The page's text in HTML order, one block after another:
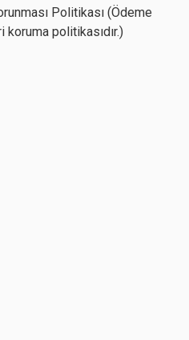
Politikası (Ödeme
politikasıdır.)